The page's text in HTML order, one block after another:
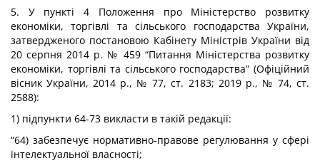
5. У пункті 4 Положення про Міністерство розвитку
економіки, торгівлі та сільського господарства України,
затвердженого постановою Кабінету Міністрів України від
20 серпня 2014 р. № 459 “Питання Міністерства розвитку
економіки, торгівлі та сільського господарства” (Офіційний
вісник України, 2014 р., № 77, ст. 2183; 2019 р., № 74, ст.
2588):
1) підпункти 64-73 викласти в такій редакції:
“64) забезпечує нормативно-правове регулювання у сфері
інтелектуальної власності;